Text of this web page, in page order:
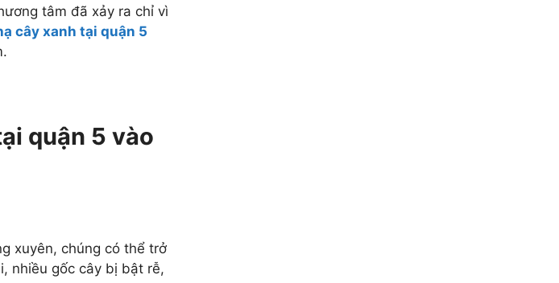
tâm đã xảy ra chỉ vì
cây xanh tại quận 5
quận 5 vào
xuyên, chúng có thể trở
nhiều gốc cây bị bật rễ,